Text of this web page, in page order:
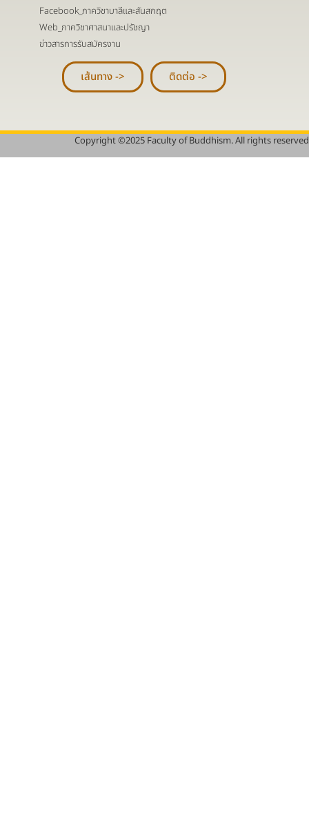
Facebook_ภาควิชาบาลีและสันสกฤต
Web_ภาควิชาศาสนาและปรัชญา
ข่าวสารการรับสมัครงาน
เส้นทาง -> ติดต่อ ->
Copyright ©2025 Faculty of Buddhism. All rights reserved